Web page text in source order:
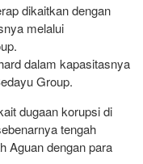
dikaitkan dengan
melalui
dalam kapasitasnya
Group.
dugaan korupsi di
tengah
Aguan dengan para